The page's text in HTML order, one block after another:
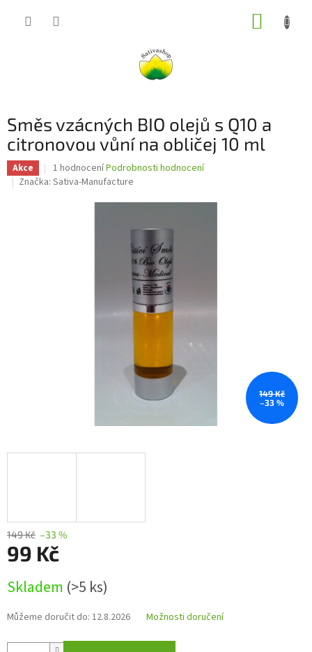
Směs vzácných BIO olejů s Q10 a
citronovou vůní na obličej 10 ml
Akce
Průměrné
hodnocení
1 hodnoceníPodrobnosti hodnocení
Značka: Sativa-Manufacture
149 Kč
–33 %
149 Kč –33 %
99 Kč
cena:
Skladem (>5 ks)
Můžeme doručit do: 12.8.2026 Možnosti doručení